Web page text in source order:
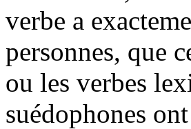
verbe a
personnes, que
ou les verbes
suédophones